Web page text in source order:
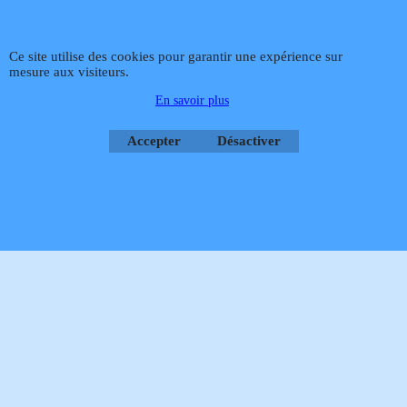
Boutique en ligne créés
avec le logiciel
Ce site utilise des cookies pour garantir une expérience sur
mesure aux visiteurs.
En savoir plus
Accepter Désactiver